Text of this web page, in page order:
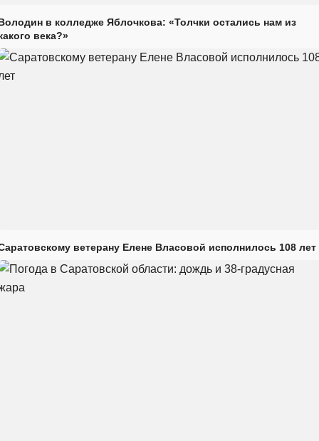
в колледже Яблочкова: «Толчки остались нам из
века?»
ветерану Елене Власовой исполнилось 108 лет